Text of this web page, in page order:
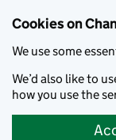
Cookies on
We use some
We’d also like to
how you use the